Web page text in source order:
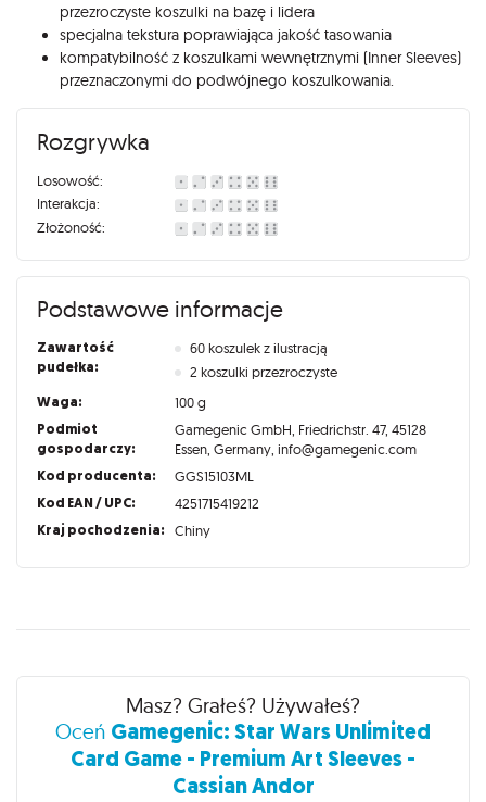
przezroczyste koszulki na bazę i lidera
specjalna tekstura poprawiająca jakość tasowania
kompatybilność z koszulkami wewnętrznymi (Inner Sleeves)
przeznaczonymi do podwójnego koszulkowania.
Rozgrywka
Losowość:
Interakcja:
Złożoność:
Podstawowe informacje
Zawartość
pudełka:
60 koszulek z ilustracją
2 koszulki przezroczyste
Waga: 100 g
Podmiot
gospodarczy:
Gamegenic GmbH, Friedrichstr. 47, 45128
Essen, Germany, info@gamegenic.com
Kod producenta: GGS15103ML
Kod EAN / UPC: 4251715419212
Kraj pochodzenia: Chiny
Recenzje
Masz? Grałeś? Używałeś?
Oceń Gamegenic: Star Wars Unlimited
Card Game - Premium Art Sleeves -
Cassian Andor